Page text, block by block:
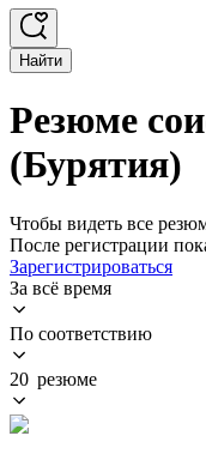
Найти
Резюме
(Бурятия)
Чтобы видеть все
После регистрации
Зарегистрироваться
За всё время
По соответствию
20 резюме